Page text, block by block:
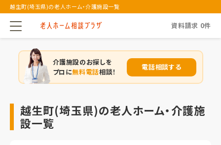
越生町(埼玉県)の老人ホーム・介護施設一覧
資料請求 0件
介護施設のお探しを
プロに無料電話相談！
電話相談する
越生町(埼玉県)の老人ホーム・介護施
設一覧